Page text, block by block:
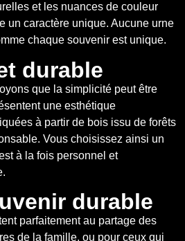
et les nuances de couleur
un caractère unique. Aucune urne
chaque souvenir est unique.
durable
que la simplicité peut être
une esthétique
à partir de bois issu de forêts
Vous choisissez ainsi un
à la fois personnel et
durable
parfaitement au partage des
de la famille, ou pour ceux qui